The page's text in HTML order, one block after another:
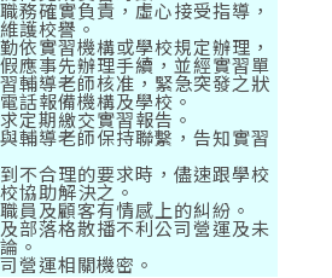
務確實負責，虛心接受指導，
護校譽。
依實習機構或學校規定辦理，
應事先辦理手續，並經實習單
輔導老師核准，緊急突發之狀
話報備機構及學校。
定期繳交實習報告。
輔導老師保持聯繫，告知實習
不合理的要求時，儘速跟學校
協助解決之。
員及顧客有情感上的糾紛。
部落格散播不利公司營運及未
。
營運相關機密。